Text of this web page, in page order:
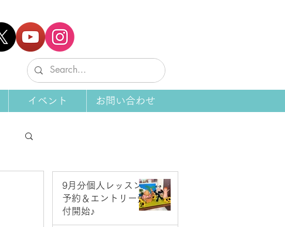
イベント お問い合わせ
9月分個人レッスン
予約＆エントリー受
付開始♪